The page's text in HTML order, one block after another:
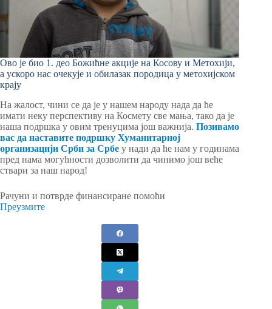
Ово је био 1. део Божићне акције на Косову и Метохији,
а ускоро нас очекује и обилазак породица у метохијском
крају
На жалост, чини се да је у нашем народу нада да ће
имати неку перспективу на Космету све мања, тако да је
наша подршка у овим тренуцима још важнија. Позивамо
вас да наставите подршку Хуманитарној
организацији Срби за Србе у нади да ће нам у годинама
пред нама могућности дозволити да чинимо још веће
ствари за наш народ!
Рачуни и потврде финансиране помоћи
Преузмите